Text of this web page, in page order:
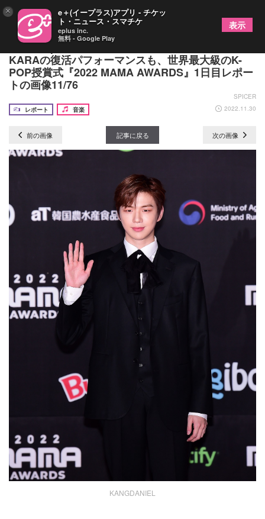
IVE、Kep1erら“第4世代”のコラボレーションや
KARAの復活パフォーマンスも、世界最大級のK-
POP授賞式『2022 MAMA AWARDS』1日目レポー
トの画像11/76
SPICER
レポート
音楽 2022.11.30
前の画像 記事に戻る 次の画像
KANGDANIEL
× e＋(イープラス)アプリ - チケッ
ト・ニュース・スマチケ
eplus inc.
無料 - Google Play
表示